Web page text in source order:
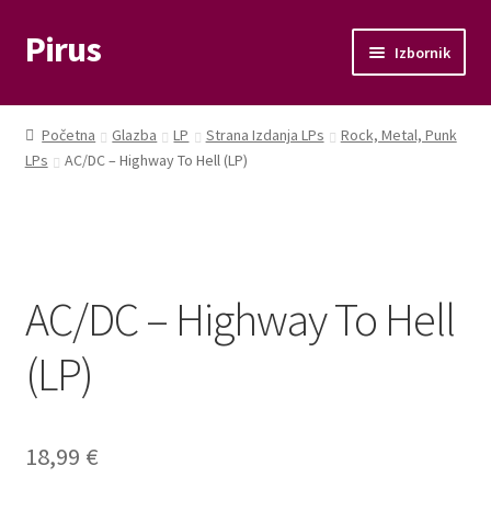
Preskoči
na
Skoči
do
Pirus Izbornik
Glazba
Film
Moj račun
Naplata
Košarica
Početna Glazba LP Strana Izdanja LPs
Rock, Metal, Punk
LPs
AC/DC – Highway To Hell (LP)
AC/DC – Highway To Hell
(LP)
18,99 €